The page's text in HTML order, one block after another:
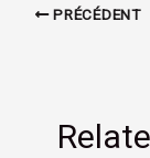
PRÉCÉDENT